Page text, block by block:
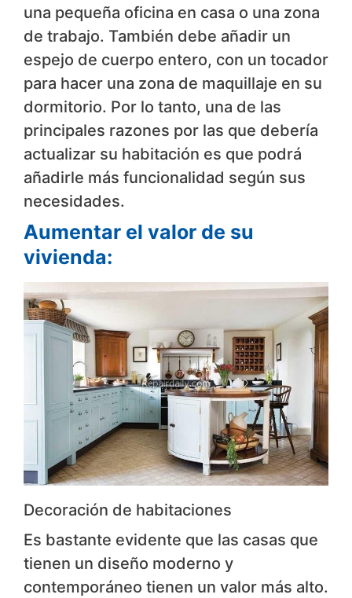
una pequeña oficina en casa o una zona
de trabajo. También debe añadir un
espejo de cuerpo entero, con un tocador
para hacer una zona de maquillaje en su
dormitorio. Por lo tanto, una de las
principales razones por las que debería
actualizar su habitación es que podrá
añadirle más funcionalidad según sus
necesidades.
Aumentar el valor de su
vivienda:
Decoración de habitaciones
Es bastante evidente que las casas que
tienen un diseño moderno y
contemporáneo tienen un valor más alto.